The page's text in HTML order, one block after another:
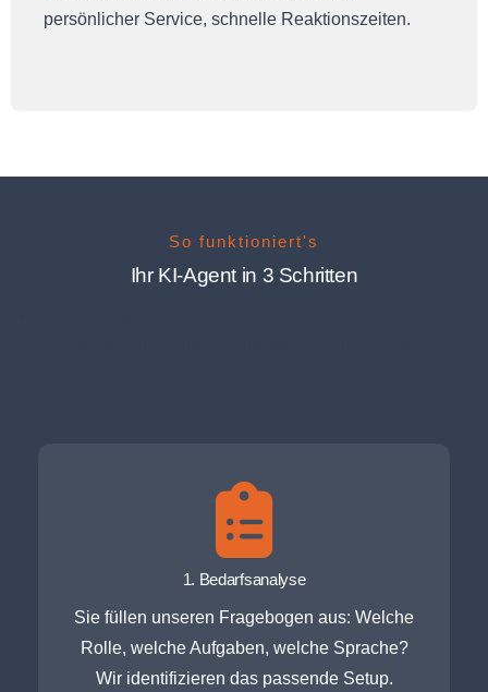
persönlicher Service, schnelle Reaktionszeiten.
So funktioniert's
Ihr KI-Agent in 3 Schritten
1. Bedarfsanalyse
Sie füllen unseren Fragebogen aus: Welche
Rolle, welche Aufgaben, welche Sprache?
Wir identifizieren das passende Setup.